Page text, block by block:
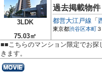
3LDK
75.03㎡
過去掲載物件
都営大江戸線 「
東京都渋谷区本町
■■こちらのマンション限定でお
きます。